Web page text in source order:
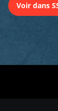
Voir dans